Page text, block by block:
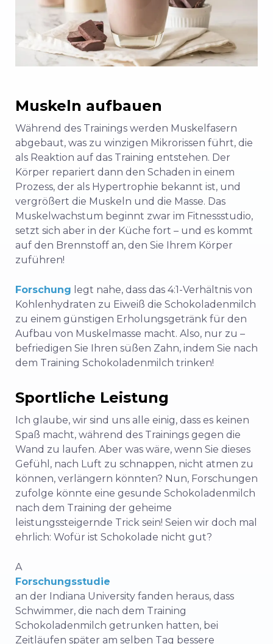
Muskeln aufbauen
Während des Trainings werden Muskelfasern
abgebaut, was zu winzigen Mikrorissen führt, die
als Reaktion auf das Training entstehen. Der
Körper repariert dann den Schaden in einem
Prozess, der als Hypertrophie bekannt ist, und
vergrößert die Muskeln und die Masse. Das
Muskelwachstum beginnt zwar im Fitnessstudio,
setzt sich aber in der Küche fort – und es kommt
auf den Brennstoff an, den Sie Ihrem Körper
zuführen!
Forschung legt nahe, dass das 4:1-Verhältnis von
Kohlenhydraten zu Eiweiß die Schokoladenmilch
zu einem günstigen Erholungsgetränk für den
Aufbau von Muskelmasse macht. Also, nur zu –
befriedigen Sie Ihren süßen Zahn, indem Sie nach
dem Training Schokoladenmilch trinken!
Sportliche Leistung
Ich glaube, wir sind uns alle einig, dass es keinen
Spaß macht, während des Trainings gegen die
Wand zu laufen. Aber was wäre, wenn Sie dieses
Gefühl, nach Luft zu schnappen, nicht atmen zu
können, verlängern könnten? Nun, Forschungen
zufolge könnte eine gesunde Schokoladenmilch
nach dem Training der geheime
leistungssteigernde Trick sein! Seien wir doch mal
ehrlich: Wofür ist Schokolade nicht gut?
A
Forschungsstudie
an der Indiana University fanden heraus, dass
Schwimmer, die nach dem Training
Schokoladenmilch getrunken hatten, bei
Zeitläufen später am selben Tag bessere